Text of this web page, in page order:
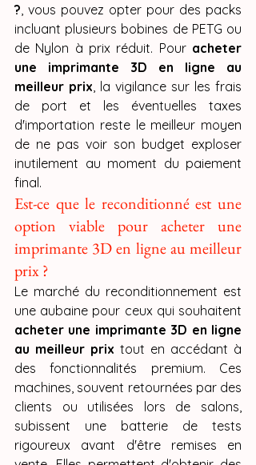
?, vous pouvez opter pour des packs
incluant plusieurs bobines de PETG ou
de Nylon à prix réduit. Pour acheter
une imprimante 3D en ligne au
meilleur prix, la vigilance sur les frais
de port et les éventuelles taxes
d'importation reste le meilleur moyen
de ne pas voir son budget exploser
inutilement au moment du paiement
final.
Est-ce que le reconditionné est une
option viable pour acheter une
imprimante 3D en ligne au meilleur
prix ?
Le marché du reconditionnement est
acheter une imprimante 3D en ligne
au meilleur prix tout en accédant à
des fonctionnalités premium. Ces
machines, souvent retournées par des
clients ou utilisées lors de salons,
subissent une batterie de tests
rigoureux avant d'être remises en